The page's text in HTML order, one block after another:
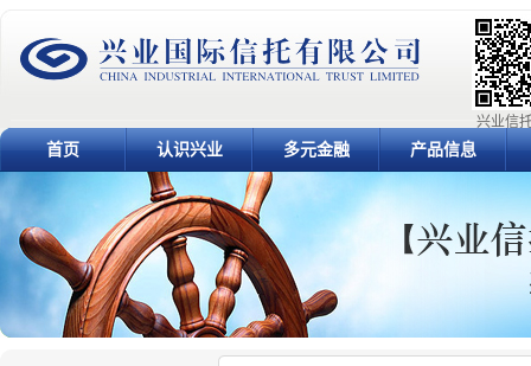
兴业信
首页 认识兴业 多元金融 产品信息